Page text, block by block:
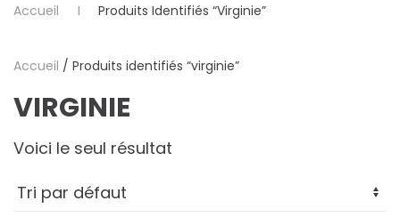
Accueil Produits Identifiés “virginie”
Accueil / Produits identifiés “virginie”
VIRGINIE
Voici le seul résultat